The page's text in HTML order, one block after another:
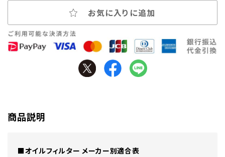
お気に入りに追加
商品説明
■オイルフィルター メーカー別適合表